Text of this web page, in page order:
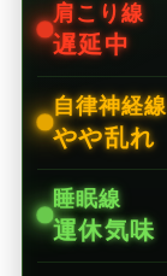
肩こり線
遅延中
自律神経線
やや乱れ
睡眠線
運休気味